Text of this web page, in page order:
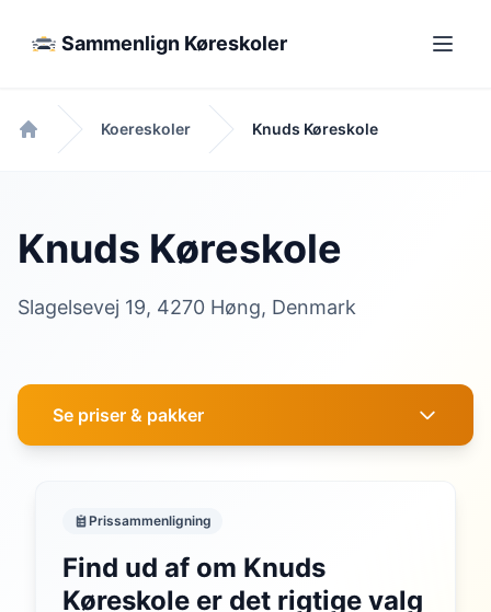
Sammenlign Køreskoler
Forside
Koereskoler Knuds Køreskole
Knuds Køreskole
Slagelsevej 19, 4270 Høng, Denmark
Se priser & pakker
Prissammenligning
Find ud af om Knuds
Køreskole er det rigtige valg